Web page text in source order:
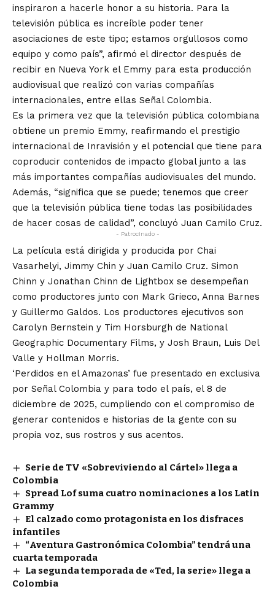
inspiraron a hacerle honor a su historia. Para la
televisión pública es increíble poder tener
asociaciones de este tipo; estamos orgullosos como
equipo y como país”, afirmó el director después de
recibir en Nueva York el Emmy para esta producción
audiovisual que realizó con varias compañías
internacionales, entre ellas Señal Colombia.
Es la primera vez que la televisión pública colombiana
obtiene un premio Emmy, reafirmando el prestigio
internacional de Inravisión y el potencial que tiene para
coproducir contenidos de impacto global junto a las
más importantes compañías audiovisuales del mundo.
Además, “significa que se puede; tenemos que creer
que la televisión pública tiene todas las posibilidades
de hacer cosas de calidad”, concluyó Juan Camilo Cruz.
- Patrocinado -
La película está dirigida y producida por Chai
Vasarhelyi, Jimmy Chin y Juan Camilo Cruz. Simon
Chinn y Jonathan Chinn de Lightbox se desempeñan
como productores junto con Mark Grieco, Anna Barnes
y Guillermo Galdos. Los productores ejecutivos son
Carolyn Bernstein y Tim Horsburgh de National
Geographic Documentary Films, y Josh Braun, Luis Del
Valle y Hollman Morris.
‘Perdidos en el Amazonas’ fue presentado en exclusiva
por Señal Colombia y para todo el país, el 8 de
diciembre de 2025, cumpliendo con el compromiso de
generar contenidos e historias de la gente con su
propia voz, sus rostros y sus acentos.
Serie de TV «Sobreviviendo al Cártel» llega a
Colombia
Spread Lof suma cuatro nominaciones a los Latin
Grammy
El calzado como protagonista en los disfraces
infantiles
“Aventura Gastronómica Colombia” tendrá una
cuarta temporada
La segunda temporada de «Ted, la serie» llega a
Colombia